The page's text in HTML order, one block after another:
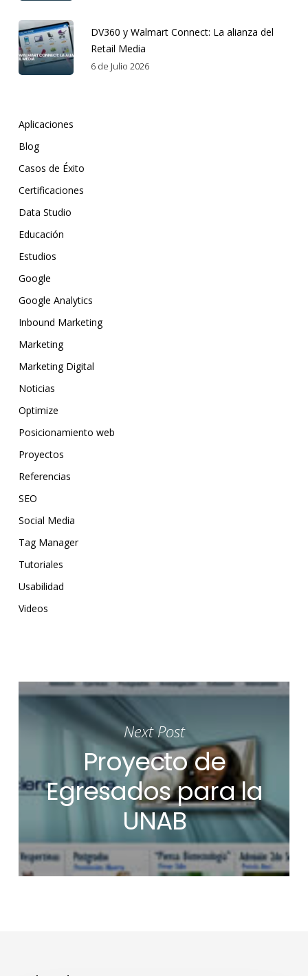
DV360 y Walmart Connect: La alianza del
Retail Media
6 de Julio 2026
Aplicaciones
Blog
Casos de Éxito
Certificaciones
Data Studio
Educación
Estudios
Google
Google Analytics
Inbound Marketing
Marketing
Marketing Digital
Noticias
Optimize
Posicionamiento web
Proyectos
Referencias
SEO
Social Media
Tag Manager
Tutoriales
Usabilidad
Videos
Next Post
Proyecto de
Egresados para la
UNAB